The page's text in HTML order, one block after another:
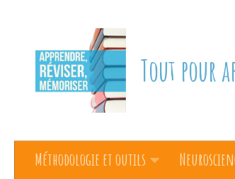
Tout pour
Méthodologie et outils